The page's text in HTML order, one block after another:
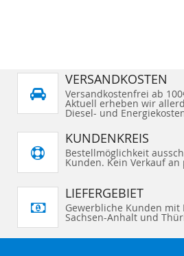
VERSANDKOSTEN
Versandkostenfrei ab
Aktuell erheben wir
Diesel- und
KUNDENKREIS
Bestellmöglichkeit
Kunden. Kein Verkauf
LIEFERGEBIET
Gewerbliche Kunden mit
Sachsen-Anhalt und